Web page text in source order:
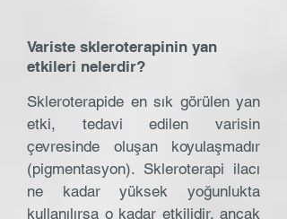
Skleroterapide en sık görülen yan
etki, tedavi edilen varisin
çevresinde oluşan koyulaşmadır
(pigmentasyon). Skleroterapi ilacı
ne kadar yüksek yoğunlukta
kullanılırsa o kadar etkilidir, ancak
Variste skleroterapinin yan
etkileri nelerdir?